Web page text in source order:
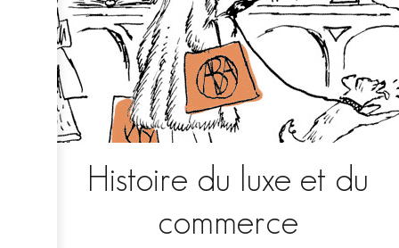
Histoire du luxe et du
commerce